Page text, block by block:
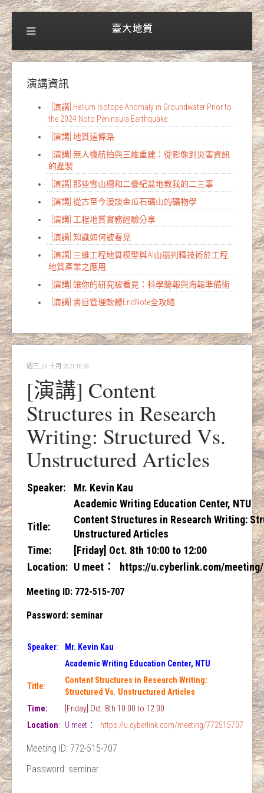
演講資訊
[演講] Helium Isotope Anomaly in Groundwater Prior to
the 2024 Noto Peninsula Earthquake
[演講] 地質這條路
[演講] 無人機航拍與三維重建：從影像到災害資訊
的產製
[演講] 那些雪山槽和二疊紀盆地教我的二三事
[演講] 從古至今漫談金瓜石礦山的礦物學
[演講] 工程地質實務經驗分享
[演講] 知識如何被看見
[演講] 三維工程地質模型與AI山崩判釋技術於工程
地質產業之應用
[演講] 讓你的研究被看見：科學簡報與海報準備術
[演講] 書目管理軟體EndNote全攻略
週三, 06 十月 2021 16:59
[演講] Content
Structures in Research
Writing: Structured Vs.
Unstructured Articles
Speaker:
Mr. Kevin Kau
Academic Writing Education Center, NTU
Title:
Content Structures in Research Writing:
Unstructured Articles
Time:
[Friday] Oct. 8th 10:00 to 12:00
Location: U meet： https://u.cyberlink.com/
Meeting ID: 772-515-707
Password: seminar
Speaker:
Mr. Kevin Kau
Academic Writing Education Center, NTU
Title:
Content Structures in Research Writing:
Structured Vs. Unstructured Articles
Time:
[Friday] Oct. 8th 10:00 to 12:00
Location: U meet： https://u.cyberlink.com/meeting/772515707
Meeting ID: 772-515-707
Password: seminar